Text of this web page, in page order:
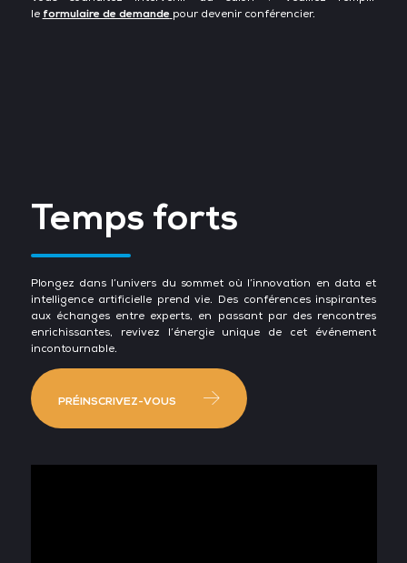
le formulaire de demande pour devenir conférencier.
Temps forts
Plongez dans l’univers du sommet où l’innovation en data et
intelligence artificielle prend vie. Des conférences inspirantes
aux échanges entre experts, en passant par des rencontres
enrichissantes, revivez l’énergie unique de cet événement
incontournable.
PRÉINSCRIVEZ-VOUS